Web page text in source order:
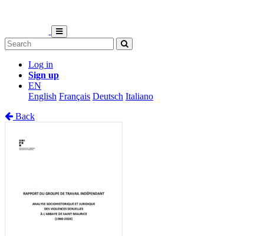
Log in
Sign up
EN
English Français Deutsch Italiano
Back